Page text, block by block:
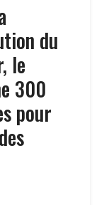
du
le
300
pour